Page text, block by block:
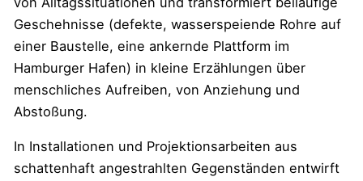
Geschehnisse (defekte, wasserspeiende Rohre auf
einer Baustelle, eine ankernde Plattform im
Hamburger Hafen) in kleine Erzählungen über
menschliches Aufreiben, von Anziehung und
Abstoßung.
In Installationen und Projektionsarbeiten aus
schattenhaft angestrahlten Gegenständen entwirft